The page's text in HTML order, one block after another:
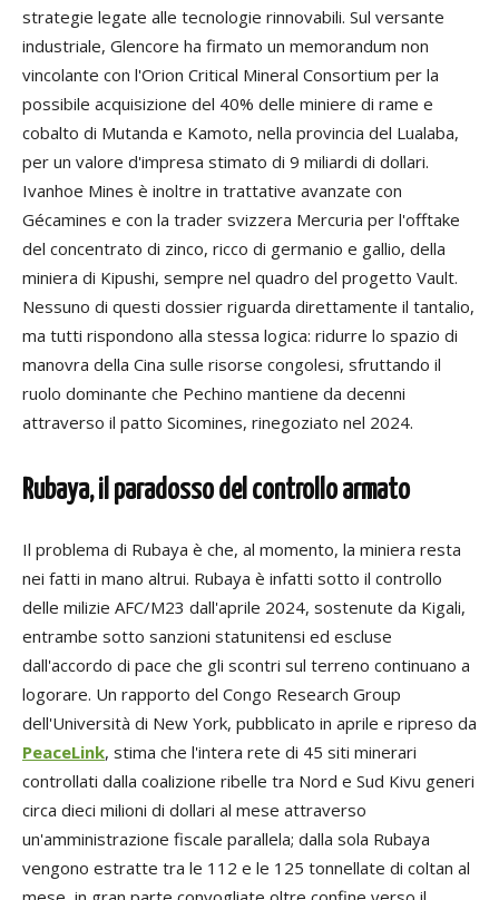
strategie legate alle tecnologie rinnovabili. Sul versante
industriale, Glencore ha firmato un memorandum non
vincolante con l'Orion Critical Mineral Consortium per la
possibile acquisizione del 40% delle miniere di rame e
cobalto di Mutanda e Kamoto, nella provincia del Lualaba,
per un valore d'impresa stimato di 9 miliardi di dollari.
Ivanhoe Mines è inoltre in trattative avanzate con
Gécamines e con la trader svizzera Mercuria per l'offtake
del concentrato di zinco, ricco di germanio e gallio, della
miniera di Kipushi, sempre nel quadro del progetto Vault.
Nessuno di questi dossier riguarda direttamente il tantalio,
ma tutti rispondono alla stessa logica: ridurre lo spazio di
manovra della Cina sulle risorse congolesi, sfruttando il
ruolo dominante che Pechino mantiene da decenni
attraverso il patto Sicomines, rinegoziato nel 2024.
Rubaya, il paradosso del controllo armato
Il problema di Rubaya è che, al momento, la miniera resta
nei fatti in mano altrui. Rubaya è infatti sotto il controllo
delle milizie AFC/M23 dall'aprile 2024, sostenute da Kigali,
entrambe sotto sanzioni statunitensi ed escluse
dall'accordo di pace che gli scontri sul terreno continuano a
logorare. Un rapporto del Congo Research Group
dell'Università di New York, pubblicato in aprile e ripreso da
PeaceLink, stima che l'intera rete di 45 siti minerari
controllati dalla coalizione ribelle tra Nord e Sud Kivu generi
circa dieci milioni di dollari al mese attraverso
un'amministrazione fiscale parallela; dalla sola Rubaya
vengono estratte tra le 112 e le 125 tonnellate di coltan al